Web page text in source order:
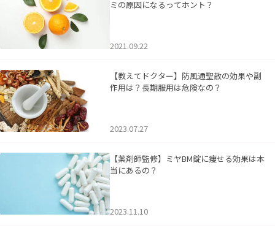
ミの原因になるってホント？
2021.09.22
【教えてドクター】防風通聖散の効果や副
作用は？長期服用は危険なの？
2023.07.27
【薬剤師監修】ミヤBM錠に痩せる効果は本
当にあるの？
2023.11.10